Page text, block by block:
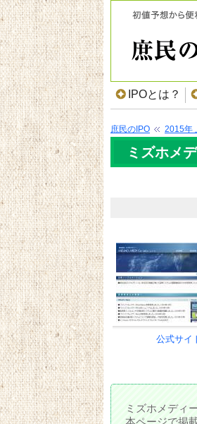
IPOとは？
庶民のIPO 2015年
ミズホメ
公式サイ
ミズホメディ
本ページで掲